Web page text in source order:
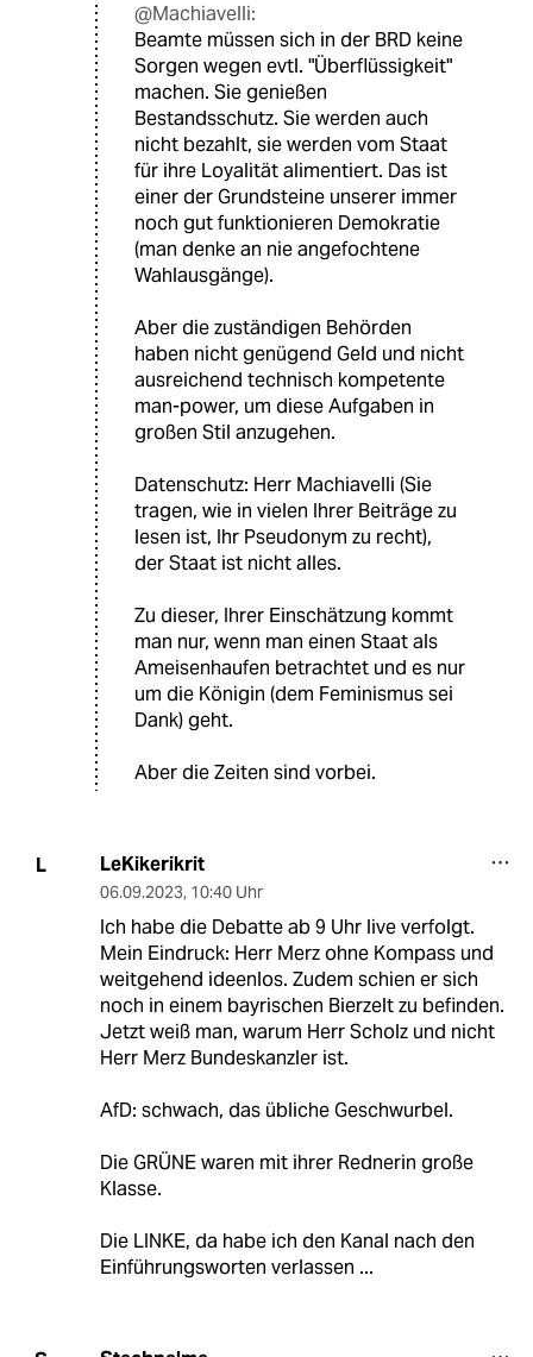
@Machiavelli:
Beamte müssen sich in der BRD keine
Sorgen wegen evtl. "Überflüssigkeit"
machen. Sie genießen
Bestandsschutz. Sie werden auch
nicht bezahlt, sie werden vom Staat
für ihre Loyalität alimentiert. Das ist
einer der Grundsteine unserer immer
noch gut funktionieren Demokratie
(man denke an nie angefochtene
Wahlausgänge).
Aber die zuständigen Behörden
haben nicht genügend Geld und nicht
ausreichend technisch kompetente
man-power, um diese Aufgaben in
großen Stil anzugehen.
Datenschutz: Herr Machiavelli (Sie
tragen, wie in vielen Ihrer Beiträge zu
lesen ist, Ihr Pseudonym zu recht),
der Staat ist nicht alles.
Zu dieser, Ihrer Einschätzung kommt
man nur, wenn man einen Staat als
Ameisenhaufen betrachtet und es nur
um die Königin (dem Feminismus sei
Dank) geht.
Aber die Zeiten sind vorbei.
L LeKikerikrit
06.09.2023, 10:40 Uhr
Ich habe die Debatte ab 9 Uhr live verfolgt.
Mein Eindruck: Herr Merz ohne Kompass und
weitgehend ideenlos. Zudem schien er sich
noch in einem bayrischen Bierzelt zu befinden.
Jetzt weiß man, warum Herr Scholz und nicht
Herr Merz Bundeskanzler ist.
AfD: schwach, das übliche Geschwurbel.
Die GRÜNE waren mit ihrer Rednerin große
Klasse.
Die LINKE, da habe ich den Kanal nach den
Einführungsworten verlassen ...